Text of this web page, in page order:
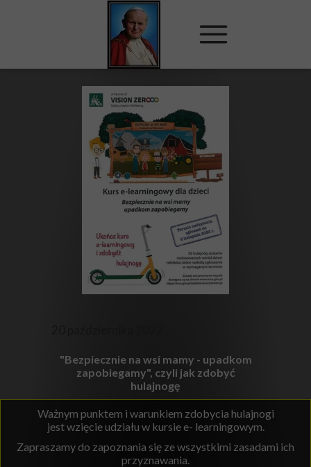
"Bezpiecznie na wsi mamy - upadkom
zapobiegamy", czyli jak zdobyć
hulajnogę
Ważnym punktem i warunkiem zdobycia hulajnogi
jest wzięcie udziału w kursie e- learningowym.
Zapraszamy do zapoznania się ze wszystkimi zasadami ich
przyznawania.